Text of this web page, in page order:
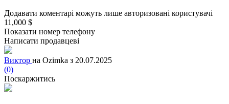
Додавати коментарі можуть лише авторизовані користувачі
11,000 $
Показати номер телефону
Написати продавцеві
Виктор на Ozimka з 20.07.2025
(0)
Поскаржитись